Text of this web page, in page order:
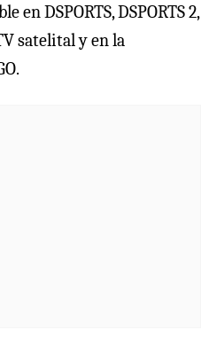
DSPORTS, DSPORTS 2,
satelital y en la